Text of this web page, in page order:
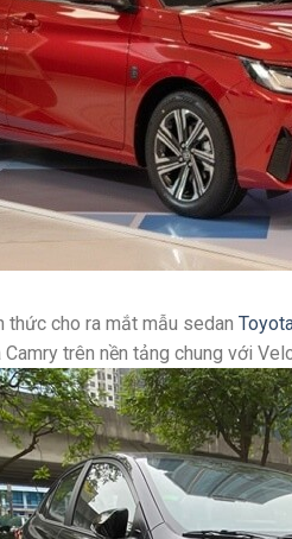
thức cho ra mắt mẫu sedan
trên nền tảng chung với